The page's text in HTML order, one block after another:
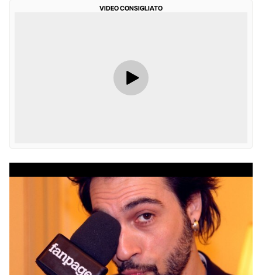
VIDEO CONSIGLIATO